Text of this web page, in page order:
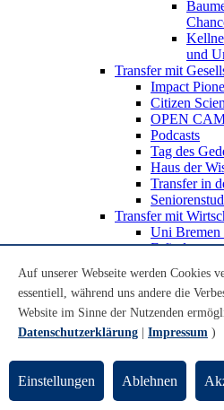
und
Transfer mit
Impact
Citizen
OPEN
Podcasts
Tag des
Haus der
Transfer in
Transfer mit
Uni Bremen
Erfindungen
Recruiting
Transfer mit Schule
Schulklassen
Lehrkräfte
Auf unserer Webseite werden Cookies
essentiell, während uns andere die
Website im Sinne der Nutzenden
Datenschutzerklärung
Impressum )
Einstellungen Ablehnen